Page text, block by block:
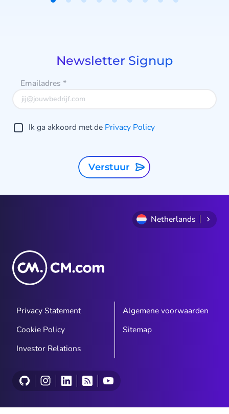
Newsletter Signup
Emailadres *
Ik ga akkoord met de Privacy Policy
Verstuur
Netherlands
Privacy Statement
Algemene voorwaarden
Cookie Policy
Sitemap
Investor Relations